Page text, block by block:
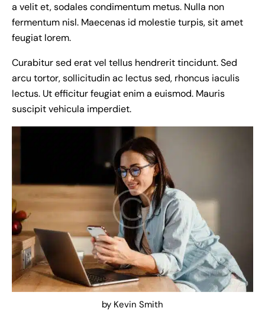
a velit et, sodales condimentum metus. Nulla non
fermentum nisl. Maecenas id molestie turpis, sit amet
feugiat lorem.
Curabitur sed erat vel tellus hendrerit tincidunt. Sed
arcu tortor, sollicitudin ac lectus sed, rhoncus iaculis
lectus. Ut efficitur feugiat enim a euismod. Mauris
suscipit vehicula imperdiet.
by Kevin Smith